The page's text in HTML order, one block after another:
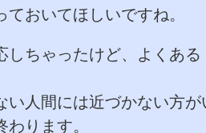
おいてほしいですね。
しちゃったけど、よくある
い人間には近づかない方が
ります。